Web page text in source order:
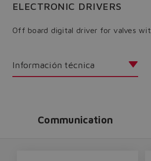
ELECTRONIC DRIVERS
Off board digital driver for valves
Información técnica
Communication